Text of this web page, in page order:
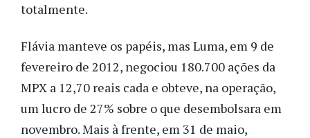
totalmente.
Flávia manteve os papéis, mas Luma, em 9 de
fevereiro de 2012, negociou 180.700 ações da
MPX a 12,70 reais cada e obteve, na operação,
um lucro de 27% sobre o que desembolsara em
novembro. Mais à frente, em 31 de maio,